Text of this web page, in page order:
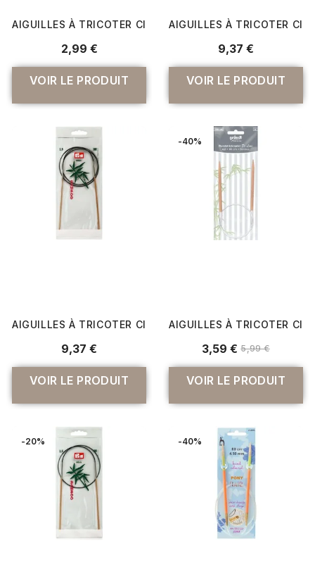
AIGUILLES À TRICOTER CIRCULAIRES BAMBOU DE 3 À
2,99 €
VOIR LE PRODUIT
AIGUILLES À TRICOTER
9,37 €
VOIR LE PRODUIT
AIGUILLES À TRICOTER CIRCULAIRES FIXE 80CM EN
9,37 €
VOIR LE PRODUIT
-40%
AIGUILLES À TRICOTER
3,59 € 5,99 €
VOIR LE PRODUIT
-20% -40%